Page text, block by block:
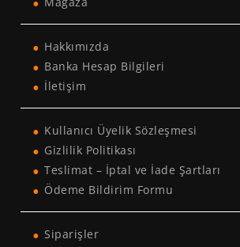
Hakkımızda
Banka Hesap Bilgileri
İletişim
Kullanıcı Üyelik Sözleşmesi
Gizlilik Politikası
Teslimat – İptal ve İade Şartları
Ödeme Bildirim Formu
Siparişler